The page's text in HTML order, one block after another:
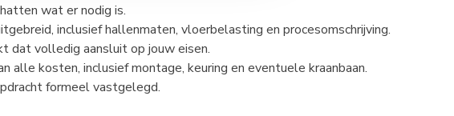
wat er nodig is.
inclusief hallenmaten, vloerbelasting en procesomschrijving.
dat volledig aansluit op jouw eisen.
kosten, inclusief montage, keuring en eventuele kraanbaan.
formeel vastgelegd.